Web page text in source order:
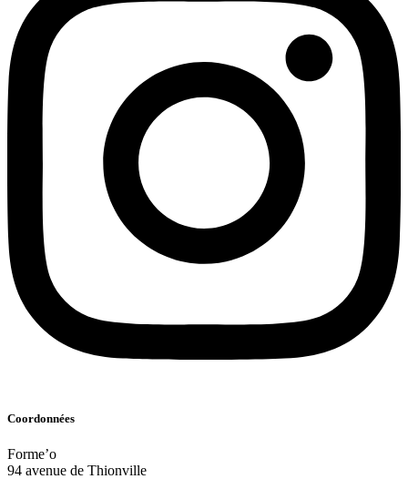
Coordonnées
Forme’o
94 avenue de Thionville